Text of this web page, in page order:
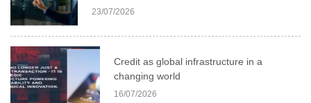
23/07/2026
Credit as global infrastructure in a
changing world
16/07/2026